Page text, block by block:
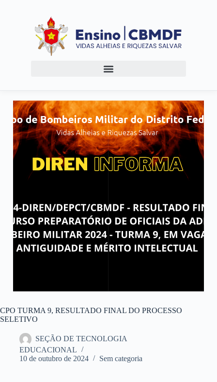
CPO TURMA 9, RESULTADO FINAL DO PROCESSO
SELETIVO
SEÇÃO DE TECNOLOGIA
EDUCACIONAL
10 de outubro de 2024
Sem categoria